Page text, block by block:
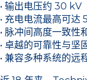
• 输出电压约 30 kV
• 充电电流最高可达
• 脉冲间高度一致性
• 卓越的可靠性与坚
• 兼容多种系统的远